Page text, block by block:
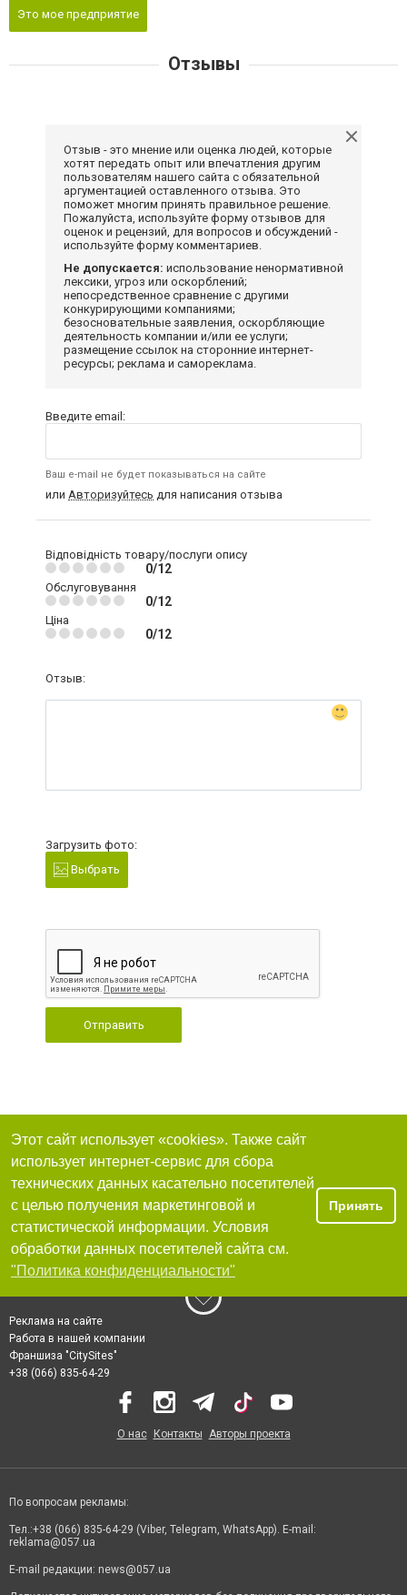
Это мое предприятие
Отзывы
Отзыв - это мнение или оценка людей, которые
хотят передать опыт или впечатления другим
пользователям нашего сайта с обязательной
аргументацией оставленного отзыва. Это
поможет многим принять правильное решение.
Пожалуйста, используйте форму отзывов для
оценок и рецензий, для вопросов и обсуждений -
используйте форму комментариев.
Не допускается: использование ненормативной
лексики, угроз или оскорблений;
непосредственное сравнение с другими
конкурирующими компаниями;
безосновательные заявления, оскорбляющие
деятельность компании и/или ее услуги;
размещение ссылок на сторонние интернет-
ресурсы; реклама и самореклама.
Введите email:
Ваш e-mail не будет показываться на сайте
или Авторизуйтесь для написания отзыва
Відповідність товару/послуги опису
0/12
Обслуговування
0/12
Ціна
0/12
Отзыв:
Загрузить фото:
Выбрать
Отправить
Этот сайт использует «cookies». Также сайт
использует интернет-сервис для сбора
технических данных касательно посетителей
с целью получения маркетинговой и
статистической информации. Условия
обработки данных посетителей сайта см.
"Политика конфиденциальности"
Принять
Реклама на сайте
Работа в нашей компании
Франшиза "CitySites"
+38 (066) 835-64-29
О нас Контакты Авторы проекта
По вопросам рекламы:
Тел.:+38 (066) 835-64-29 (Viber, Telegram, WhatsApp). E-mail:
reklama@057.ua
E-mail редакции: news@057.ua